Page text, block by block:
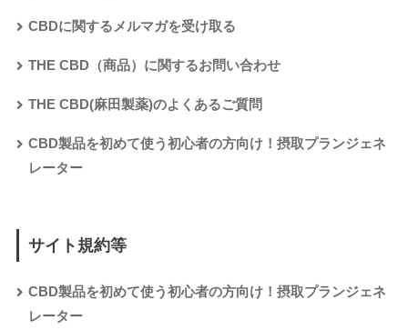
CBDに関するメルマガを受け取る
THE CBD（商品）に関するお問い合わせ
THE CBD(麻田製薬)のよくあるご質問
CBD製品を初めて使う初心者の方向け！摂取プランジェネ
レーター
サイト規約等
CBD製品を初めて使う初心者の方向け！摂取プランジェネ
レーター